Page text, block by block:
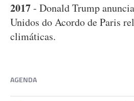
2017- Donald Trump
Unidos do Acordo de Paris
climáticas.
AGENDA